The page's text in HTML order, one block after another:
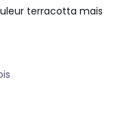
terracotta mais